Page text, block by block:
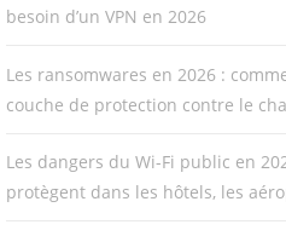
besoin d’un VPN en 2026
Les ransomwares en 2026 :
couche de protection contre le
Les dangers du Wi-Fi public en
protègent dans les hôtels, les